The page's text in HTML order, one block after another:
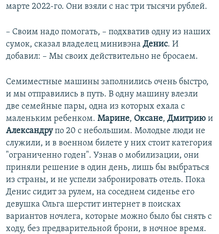
марте 2022-го. Они взяли с нас три тысячи рублей.
– Своим надо помогать, – подхватив одну из наших
сумок, сказал владелец минивэна Денис. И
добавил: – Мы своих действительно не бросаем.
Семиместные машины заполнились очень быстро,
и мы отправились в путь. В одну машину влезли
две семейные пары, одна из которых ехала с
маленьким ребенком. Марине, Оксане, Дмитрию и
Александрупо 20 с небольшим. Молодые люди не
служили, и в военном билете у них стоит категория
"ограниченно годен". Узнав о мобилизации, они
приняли решение в один день, лишь бы выбраться
из страны, и не успели забронировать отель. Пока
Денис сидит за рулем, на соседнем сиденье его
девушка Ольга шерстит интернет в поисках
вариантов ночлега, которые можно было бы снять с
ходу, без предварительной брони, в ночное время.